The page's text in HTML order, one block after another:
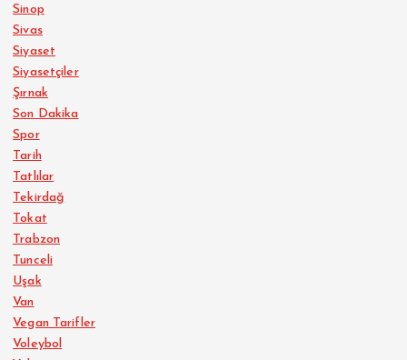
Sinop
Sivas
Siyaset
Siyasetçiler
Şırnak
Son Dakika
Spor
Tarih
Tatlılar
Tekirdağ
Tokat
Trabzon
Tunceli
Uşak
Van
Vegan Tarifler
Voleybol